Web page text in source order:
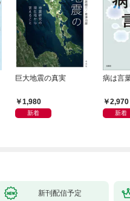
巨大地震の真実
1,980
新着
病は言
2,970
新着
新刊配信予定